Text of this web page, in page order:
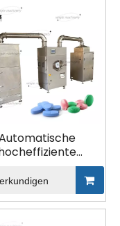
für die Medizin
erkundigen